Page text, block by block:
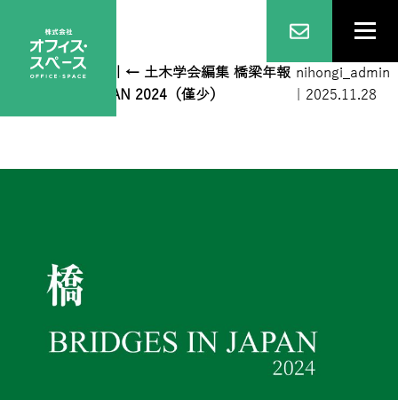
橋梁年報2023表1 ← 土木学会編集 橋梁年報
BRIDGES IN JAPAN 2024（僅少）
nihongi_admin
2025.11.28